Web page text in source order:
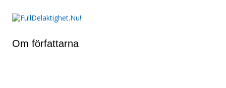
FullDelaktighet.Nu!
Om rätten att leva det liv du vill, oavsett funktionsförmåga.
Om författarna